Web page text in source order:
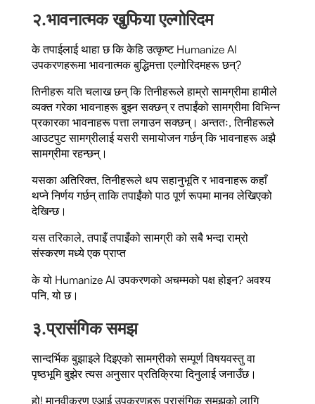
२.भावनात्मक खुफिया एल्गोरिदम
के तपाईलाई थाहा छ कि केहि उत्कृष्ट Humanize AI
उपकरणहरूमा भावनात्मक बुद्धिमत्ता एल्गोरिदमहरू छन्?
तिनीहरू यति चलाख छन् कि तिनीहरूले हाम्रो सामग्रीमा हामीले
व्यक्त गरेका भावनाहरू बुझ्न सक्छन् र तपाईंको सामग्रीमा विभिन्न
प्रकारका भावनाहरू पत्ता लगाउन सक्छन्। अन्ततः, तिनीहरूले
आउटपुट सामग्रीलाई यसरी समायोजन गर्छन् कि भावनाहरू अझै
सामग्रीमा रहन्छन्।
यसका अतिरिक्त, तिनीहरूले थप सहानुभूति र भावनाहरू कहाँ
थप्ने निर्णय गर्छन् ताकि तपाईंको पाठ पूर्ण रूपमा मानव लेखिएको
देखिन्छ।
यस तरिकाले, तपाइँ तपाइँको सामग्री को सबै भन्दा राम्रो
संस्करण मध्ये एक प्राप्त
के यो Humanize AI उपकरणको अचम्मको पक्ष होइन? अवश्य
पनि, यो छ।
३.प्रासंगिक समझ
सान्दर्भिक बुझाइले दिइएको सामग्रीको सम्पूर्ण विषयवस्तु वा
पृष्ठभूमि बुझेर त्यस अनुसार प्रतिक्रिया दिनुलाई जनाउँछ।
हो! मानवीकरण एआई उपकरणहरू प्रासंगिक समझको लागि